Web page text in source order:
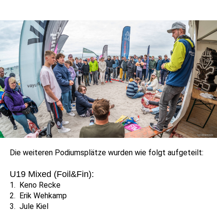
Die weiteren Podiumsplätze wurden wie folgt aufgeteilt:
U19 Mixed (Foil&Fin):
1. Keno Recke
2. Erik Wehkamp
3. Jule Kiel